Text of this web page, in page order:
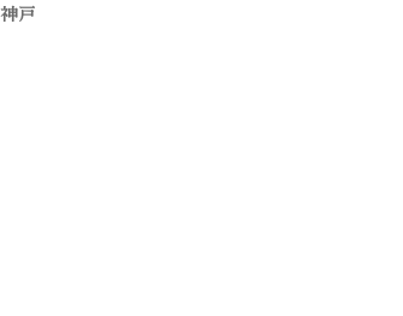
戸